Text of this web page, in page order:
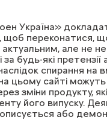
Україна»
щоб переконатися,
актуальним, але не
за будь-які
спирання на
цьому сайті
зміни продукту,
його випуску.
або